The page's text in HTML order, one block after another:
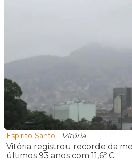
Espírito Santo - Vitória
Vitória registrou recorde da
últimos 93 anos com 11,6º C